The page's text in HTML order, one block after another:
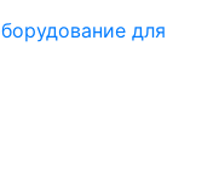
для